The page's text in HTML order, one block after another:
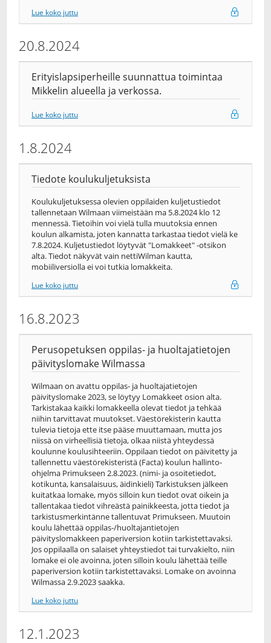
Lue koko juttu
20.8.2024
Erityislapsiperheille suunnattua toimintaa
Mikkelin alueella ja verkossa.
Lue koko juttu
1.8.2024
Tiedote koulukuljetuksista
Koulukuljetuksessa olevien oppilaiden kuljetustiedot
tallennetaan Wilmaan viimeistään ma 5.8.2024 klo 12
mennessä. Tietoihin voi vielä tulla muutoksia ennen
koulun alkamista, joten kannatta tarkastaa tiedot vielä ke
7.8.2024. Kuljetustiedot löytyvät "Lomakkeet" -otsikon
alta. Tiedot näkyvät vain nettiWilman kautta,
mobiiliversiolla ei voi tutkia lomakkeita.
Lue koko juttu
16.8.2023
Perusopetuksen oppilas- ja huoltajatietojen
päivityslomake Wilmassa
Wilmaan on avattu oppilas- ja huoltajatietojen
päivityslomake 2023, se löytyy Lomakkeet osion alta.
Tarkistakaa kaikki lomakkeella olevat tiedot ja tehkää
niihin tarvittavat muutokset. Väestörekisterin kautta
tulevia tietoja ette itse pääse muuttamaan, mutta jos
niissä on virheellisiä tietoja, olkaa niistä yhteydessä
koulunne koulusihteeriin. Oppilaan tiedot on päivitetty ja
tallennettu väestörekisteristä (Facta) koulun hallinto-
ohjelma Primukseen 2.8.2023. (nimi- ja osoitetiedot,
kotikunta, kansalaisuus, äidinkieli) Tarkistuksen jälkeen
kuitatkaa lomake, myös silloin kun tiedot ovat oikein ja
tallentakaa tiedot vihreästä painikkeesta, jotta tiedot ja
tarkistusmerkintänne tallentuvat Primukseen. Muutoin
koulu lähettää oppilas-/huoltajantietojen
päivityslomakkeen paperiversion kotiin tarkistettavaksi.
Jos oppilaalla on salaiset yhteystiedot tai turvakielto, niin
lomake ei ole avoinna, joten silloin koulu lähettää teille
paperiversion kotiin tarkistettavaksi. Lomake on avoinna
Wilmassa 2.9.2023 saakka.
Lue koko juttu
12.1.2023